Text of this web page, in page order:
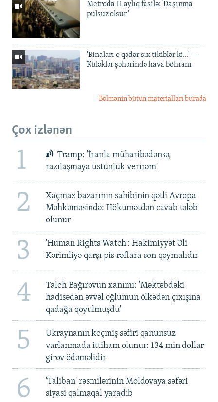
Metroda 11 aylıq fasilə: 'Daşınma
pulsuz olsun'
'Binaları o qədər sıx tikiblər ki...' —
Küləklər şəhərində hava böhranı
Bölmənin bütün materialları burada
Çox izlənən
1
Tramp: 'İranla müharibədənsə,
razılaşmaya üstünlük verirəm'
2
Xaçmaz bazarının sahibinin qətli Avropa
Məhkəməsində: Hökumətdən cavab tələb
olunur
3
'Human Rights Watch': Hakimiyyət Əli
Kərimliyə qarşı pis rəftara son qoymalıdır
4
Taleh Bağırovun xanımı: 'Məktəbdəki
hadisədən əvvəl oğlumun ölkədən çıxışına
qadağa qoyulmuşdu'
5
Ukraynanın keçmiş səfiri qanunsuz
varlanmada ittiham olunur: 134 min dollar
girov ödəməlidir
6
'Taliban' rəsmilərinin Moldovaya səfəri
siyasi qalmaqal yaradıb